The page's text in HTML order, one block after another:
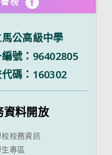
FB
馬公高級中學
號：96402805
碼：160302
資料開放
校務資訊
專區